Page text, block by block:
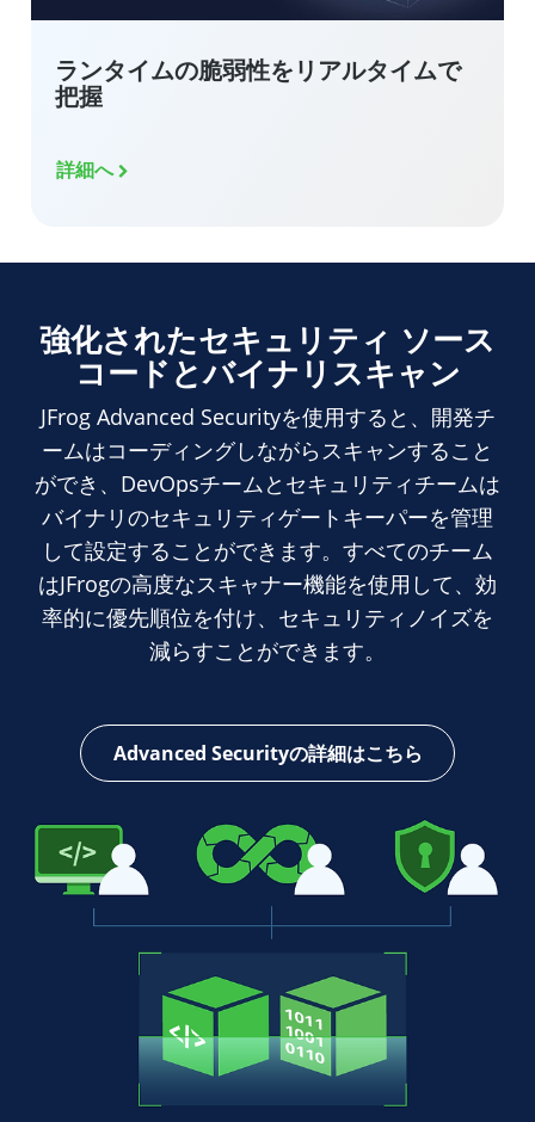
ランタイムの脆弱性をリアルタイムで
把握
詳細へ
強化されたセキュリティ ソース
コードとバイナリスキャン
JFrog Advanced Securityを使用すると、開発チ
ームはコーディングしながらスキャンすること
ができ、DevOpsチームとセキュリティチームは
バイナリのセキュリティゲートキーパーを管理
して設定することができます。すべてのチーム
はJFrogの高度なスキャナー機能を使用して、効
率的に優先順位を付け、セキュリティノイズを
減らすことができます。
Advanced Securityの詳細はこちら